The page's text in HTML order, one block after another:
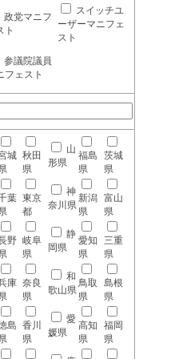
政党マニフ
ト
スイッチユ
ーザーマニフェ
スト
参議院議員
フェスト
城 秋田
県
山
形県
福島
県
茨城
県
葉 東京
都
神
奈川県
新潟
県
富山
県
野 岐阜
県
静
岡県
愛知
県
三重
県
庫 奈良
県
和
歌山県
鳥取
県
島根
県
島 香川
県
愛
媛県
高知
県
福岡
県